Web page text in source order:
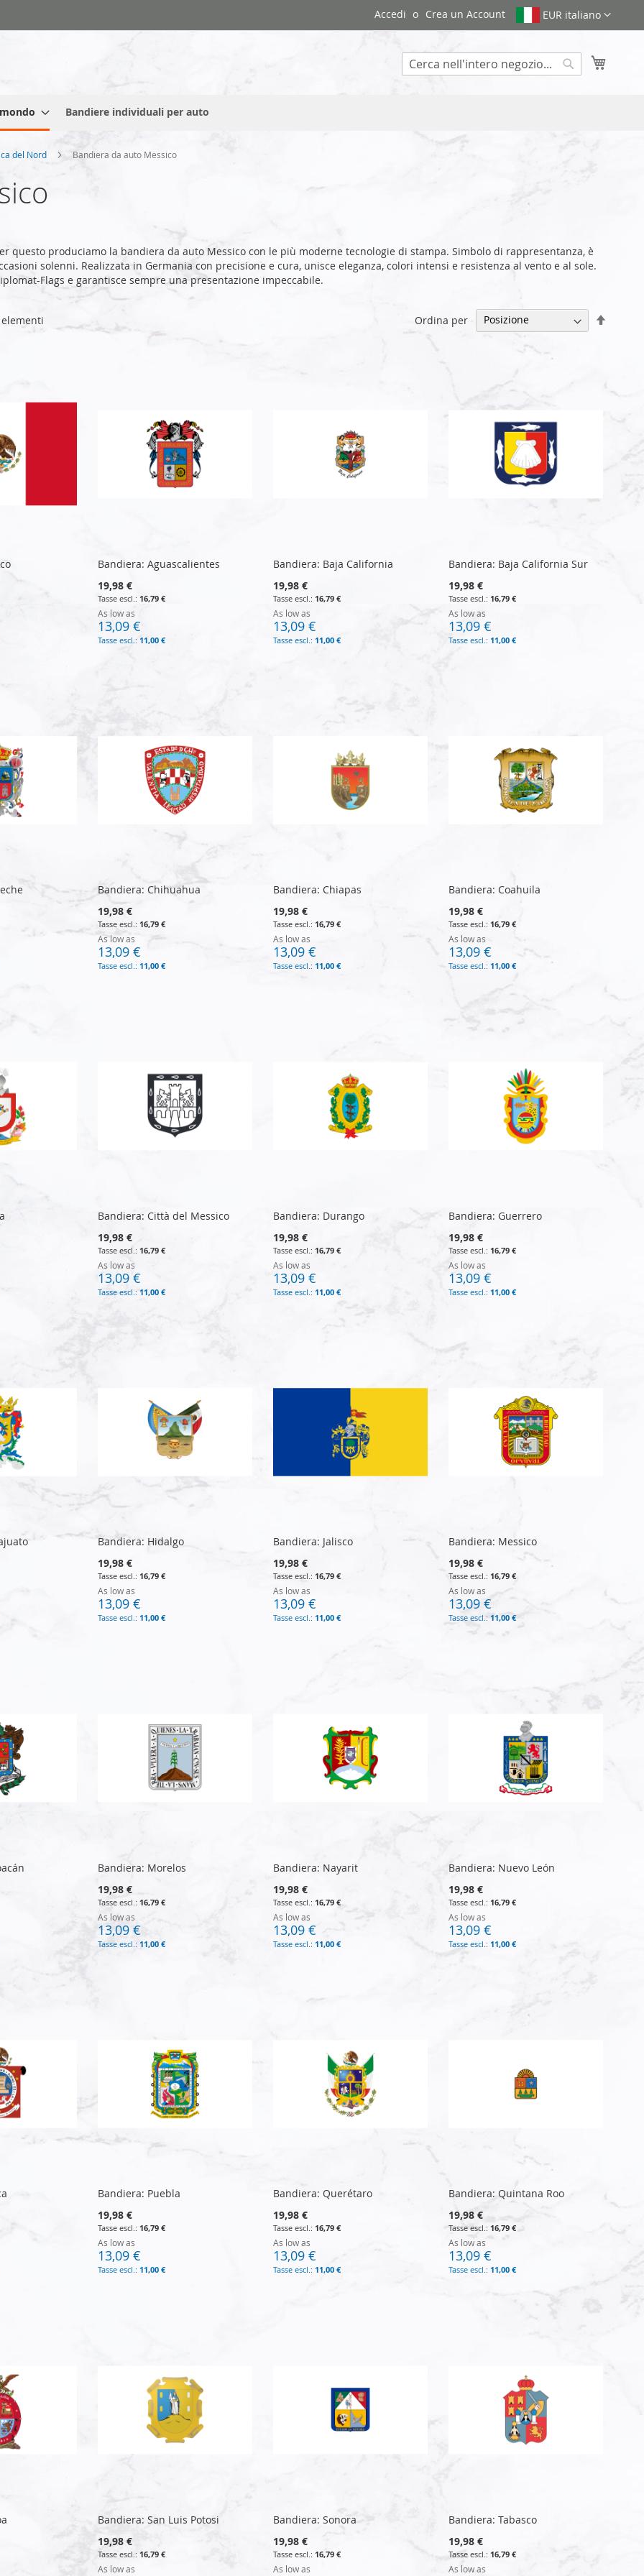
EUR italiano
Accedi Crea un Account
Bandiere individuali per auto
del Nord Bandiera da auto Messico
questo produciamo la bandiera da auto Messico con le più moderne tecnologie di stampa. Simbolo di rappresentanza, è
solenni. Realizzata in Germania con precisione e cura, unisce eleganza, colori intensi e resistenza al vento e al sole.
Flags e garantisce sempre una presentazione impeccabile.
elementi Ordina per
Bandiera: Aguascalientes
19,98 €
16,79 €
As low as
13,09 €
11,00 €
Bandiera: Baja California
19,98 €
16,79 €
As low as
13,09 €
11,00 €
Bandiera: Baja California Sur
19,98 €
16,79 €
As low as
13,09 €
11,00 €
Bandiera: Chihuahua
19,98 €
16,79 €
As low as
13,09 €
11,00 €
Bandiera: Chiapas
19,98 €
16,79 €
As low as
13,09 €
11,00 €
Bandiera: Coahuila
19,98 €
16,79 €
As low as
13,09 €
11,00 €
Bandiera: Città del Messico
19,98 €
16,79 €
As low as
13,09 €
11,00 €
Bandiera: Durango
19,98 €
16,79 €
As low as
13,09 €
11,00 €
Bandiera: Guerrero
19,98 €
16,79 €
As low as
13,09 €
11,00 €
Bandiera: Hidalgo
19,98 €
16,79 €
As low as
13,09 €
11,00 €
Bandiera: Jalisco
19,98 €
16,79 €
As low as
13,09 €
11,00 €
Bandiera: Messico
19,98 €
16,79 €
As low as
13,09 €
11,00 €
Bandiera: Morelos
19,98 €
16,79 €
As low as
13,09 €
11,00 €
Bandiera: Nayarit
19,98 €
16,79 €
As low as
13,09 €
11,00 €
Bandiera: Nuevo León
19,98 €
16,79 €
As low as
13,09 €
11,00 €
Bandiera: Puebla
19,98 €
16,79 €
As low as
13,09 €
11,00 €
Bandiera: Querétaro
19,98 €
16,79 €
As low as
13,09 €
11,00 €
Bandiera: Quintana Roo
19,98 €
16,79 €
As low as
13,09 €
11,00 €
Bandiera: San Luis Potosi
19,98 €
16,79 €
As low as
Bandiera: Sonora
19,98 €
16,79 €
As low as
Bandiera: Tabasco
19,98 €
16,79 €
As low as